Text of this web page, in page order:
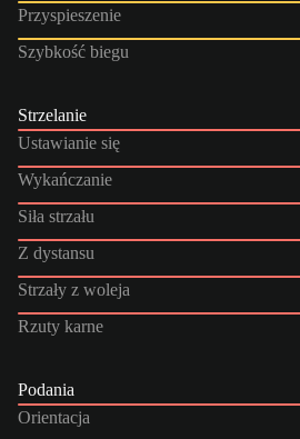
Przyspieszenie
Szybkość biegu
Strzelanie
Ustawianie się
Wykańczanie
Siła strzału
Z dystansu
Strzały z woleja
Rzuty karne
Podania
Orientacja